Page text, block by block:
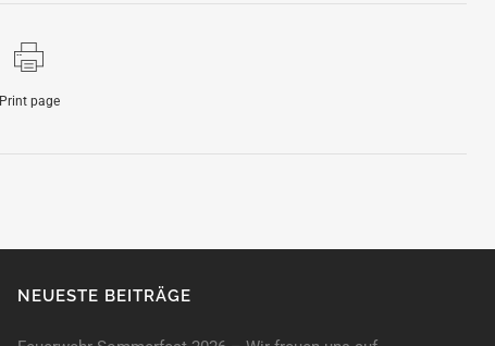
Print page
NEUESTE BEITRÄGE